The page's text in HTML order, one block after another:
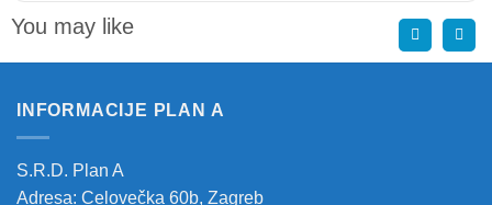
You may like
INFORMACIJE PLAN A
S.R.D. Plan A
Adresa: Celovečka 60b, Zagreb